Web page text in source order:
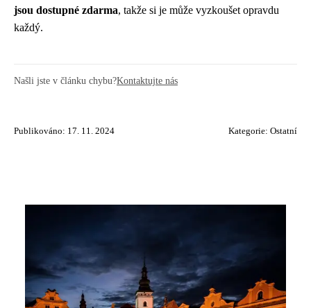
jsou dostupné zdarma, takže si je může vyzkoušet opravdu
každý.
Našli jste v článku chybu?Kontaktujte nás
Publikováno: 17. 11. 2024 Kategorie: Ostatní